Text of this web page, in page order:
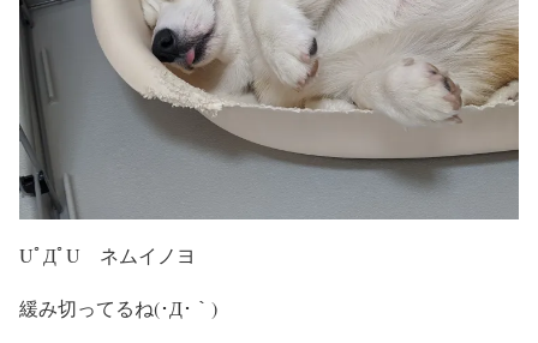
UﾟДﾟU ネムイノヨ
緩み切ってるね(･Д･｀)